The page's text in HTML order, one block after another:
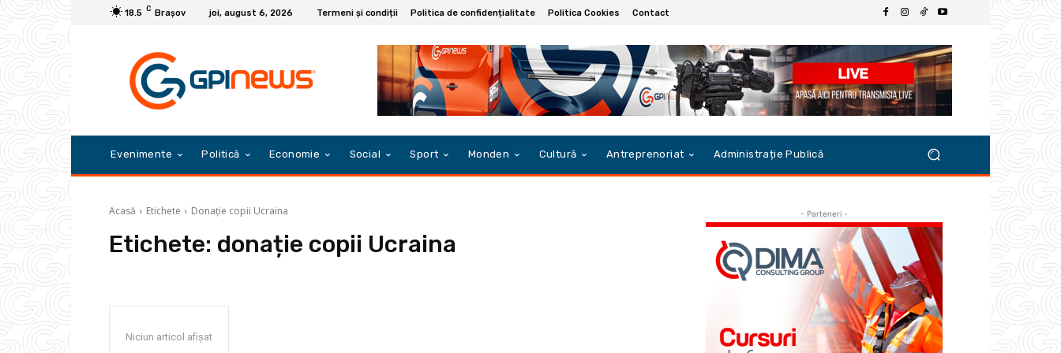
18.5 C Braşov joi, august 6, 2026 Termeni și condiții Politica de confidențialitate Politica Cookies Contact
Evenimente Politică Economie Social Sport Monden Cultură Antreprenoriat Administrație Publică
Acasă Etichete Donație copii Ucraina
Etichete: donație copii Ucraina
Niciun articol afișat
- Parteneri -